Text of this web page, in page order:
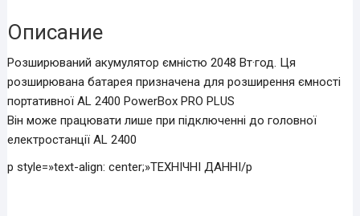
Описание
Розширюваний акумулятор ємністю 2048 Вт·год. Ця
розширювана батарея призначена для розширення ємності
портативної AL 2400 PowerBox PRO PLUS
Він може працювати лише при підключенні до головної
електростанції AL 2400
p style=»text-align: center;»ТЕХНІЧНІ ДАННІ/p